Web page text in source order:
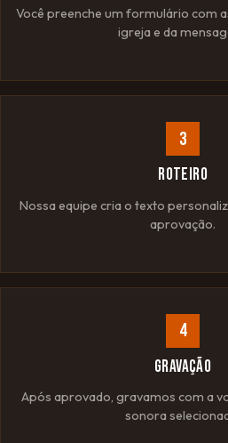
Você preenche um formulário com
igreja e da
3
ROTEIRO
Nossa equipe cria o texto
aprovação.
4
GRAVAÇÃO
Após aprovado, gravamos com a
sonora